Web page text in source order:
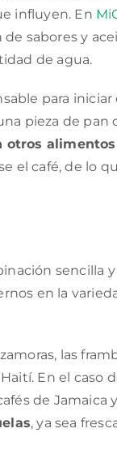
influyen. En
sabores y
de agua.
para iniciar
pieza de pan
otros alimentos
el café, de lo
sencilla
en la
las
En el caso
de Jamaica
, ya sea